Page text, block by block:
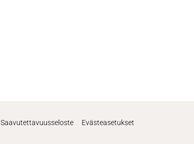
Saavutettavuusseloste Evästeasetukset